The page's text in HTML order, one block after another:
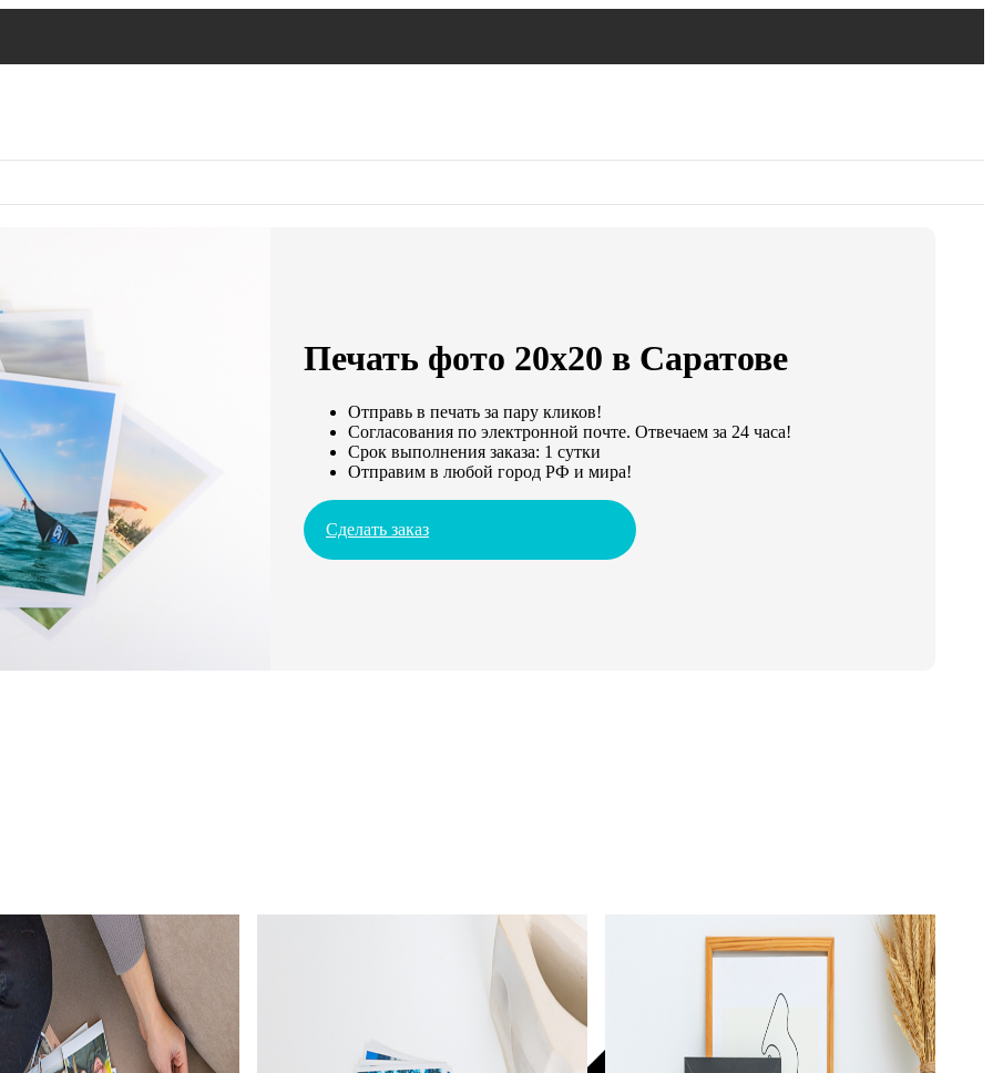
Печать фото 20х20 в Саратове
Отправь в печать за пару кликов!
Согласования по электронной почте. Отвечаем за 24 часа!
Срок выполнения заказа: 1 сутки
Отправим в любой город РФ и мира!
Сделать заказ